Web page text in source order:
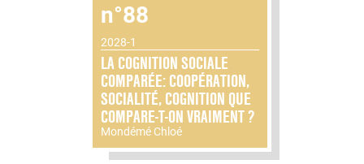
n°88
2028-1
LA COGNITION SOCIALE
COMPARÉE: COOPÉRATION,
SOCIALITÉ, COGNITION QUE
COMPARE-T-ON VRAIMENT ?
Mondémé Chloé